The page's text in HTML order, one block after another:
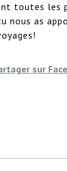
toutes les
nous as
sur